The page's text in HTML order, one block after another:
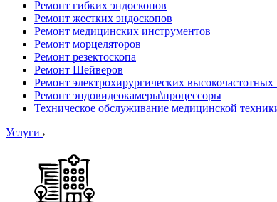
Ремонт гибких эндоскопов
Ремонт жестких эндоскопов
Ремонт медицинских инструментов
Ремонт морцеляторов
Ремонт резектоскопа
Ремонт Шейверов
Ремонт электрохирургических
Ремонт эндовидеокамеры\процессоры
Техническое обслуживание медицинской
Услуги